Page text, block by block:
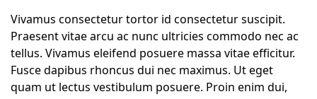
Vivamus consectetur tortor id consectetur suscipit.
Praesent vitae arcu ac nunc ultricies commodo nec ac
tellus. Vivamus eleifend posuere massa vitae efficitur.
Fusce dapibus rhoncus dui nec maximus. Ut eget
quam ut lectus vestibulum posuere. Proin enim dui,